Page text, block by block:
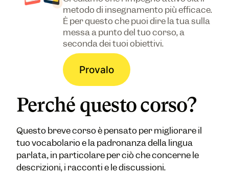
metodo di insegnamento più efficace.
È per questo che puoi dire la tua sulla
messa a punto del tuo corso, a
seconda dei tuoi obiettivi.
Provalo
Perché questo corso?
Questo breve corso è pensato per migliorare il
tuo vocabolario e la padronanza della lingua
parlata, in particolare per ciò che concerne le
descrizioni, i racconti e le discussioni.